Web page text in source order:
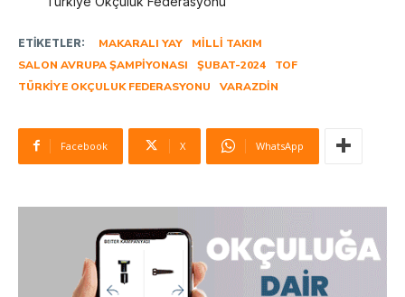
ETIKETLER: MAKARALI YAY
MILLI TAKIM
SALON AVRUPA ŞAMPIYONASI
ŞUBAT-2024
TOF
TÜRKIYE OKÇULUK FEDERASYONU
VARAZDIN
Facebook X WhatsApp